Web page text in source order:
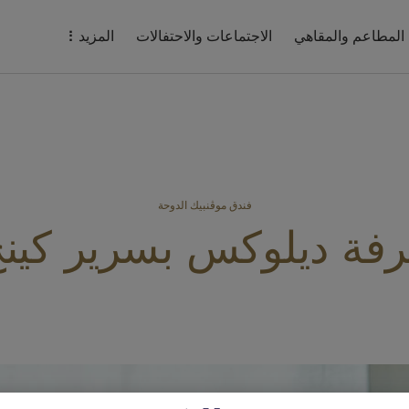
المطاعم والمقاهي الاجتماعات والاحتفالات المزيد
فندق موڤنبيك الدوحة
ديلوكس بسرير